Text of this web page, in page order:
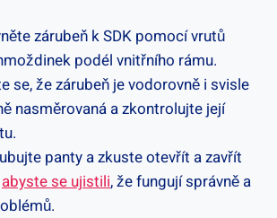
zárubeň k SDK pomocí vrutů
podél vnitřního rámu.
se, že zárubeň je vodorovně i svisle
nasměrovaná a zkontrolujte její
panty a zkuste otevřít a zavřít
abyste se ujistili, že fungují správně a